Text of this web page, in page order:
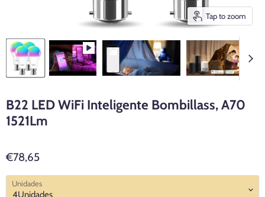
Tap to zoom
B22 LED WiFi Inteligente Bombillass, A70
1521Lm
€78,65
Unidades